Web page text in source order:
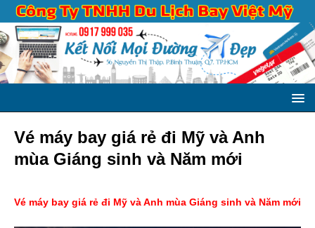
Vé máy bay giá rẻ đi Mỹ và Anh
mùa Giáng sinh và Năm mới
Vé máy bay giá rẻ đi Mỹ và Anh mùa Giáng sinh và Năm mới